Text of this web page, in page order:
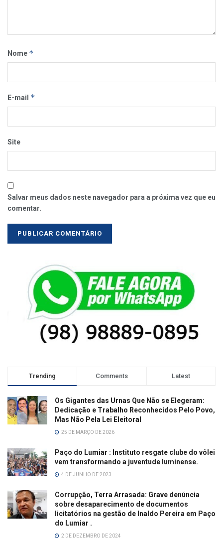
Nome *
E-mail *
Site
Salvar meus dados neste navegador para a próxima vez que eu
comentar.
Trending Comments Latest
Os Gigantes das Urnas Que Não se Elegeram:
Dedicação e Trabalho Reconhecidos Pelo Povo,
Mas Não Pela Lei Eleitoral
25 DE MARÇO DE 2026
Paço do Lumiar : Instituto resgate clube do vôlei
vem transformando a juventude luminense.
4 DE JUNHO DE 2023
Corrupção, Terra Arrasada: Grave denúncia
sobre desaparecimento de documentos
licitatórios na gestão de Inaldo Pereira em Paço
do Lumiar .
2 DE DEZEMBRO DE 2024